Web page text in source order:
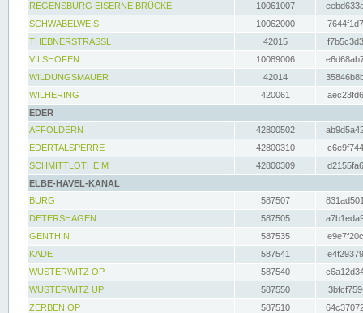
REGENSBURG EISERNE BRÜCKE
10061007
SCHWABELWEIS
10062000
THEBNERSTRASSL
42015
VILSHOFEN
10089006
WILDUNGSMAUER
42014
WILHERING
420061
EDER
AFFOLDERN
42800502
EDERTALSPERRE
42800310
SCHMITTLOTHEIM
42800309
ELBE-HAVEL-KANAL
BURG
587507
DETERSHAGEN
587505
GENTHIN
587535
KADE
587541
WUSTERWITZ OP
587540
WUSTERWITZ UP
587550
ZERBEN OP
587510